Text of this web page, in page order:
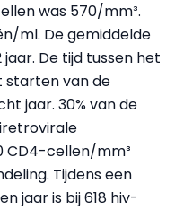
was 570/mm³.
ml. De gemiddelde
De tijd tussen het
starten van de
jaar. 30% van de
CD4-cellen/mm³
Tijdens een
jaar is bij 618 hiv-